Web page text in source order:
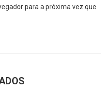
para a próxima vez que